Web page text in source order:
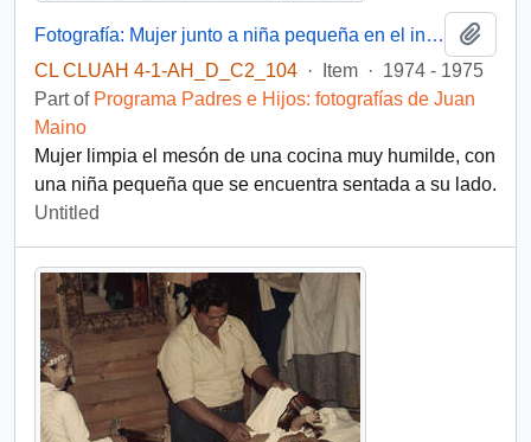
Fotografía: Mujer junto a niña pequeña en el interior de una cocina
CL CLUAH 4-1-AH_D_C2_104 · Item · 1974 - 1975
Part of Programa Padres e Hijos: fotografías de Juan
Maino
Mujer limpia el mesón de una cocina muy humilde, con
una niña pequeña que se encuentra sentada a su lado.
Untitled